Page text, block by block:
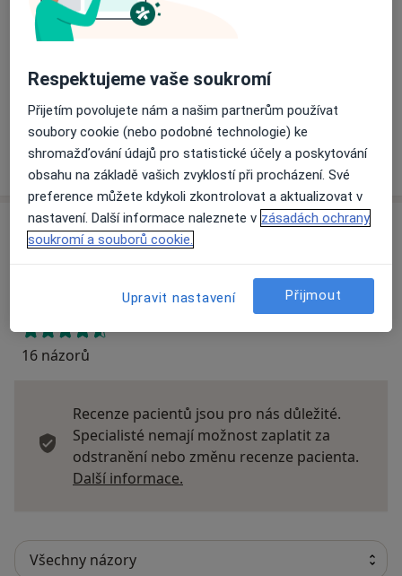
Co mám v takové situaci udělat?
Na teto adrese lékař přijímá pacienty na pojišťovnu
Detaily
Víceo adrese
Názory
Přidejte svůj názor
16 názorů
Recenze pacientů jsou pro nás důležité.
Specialisté nemají možnost zaplatit za
odstranění nebo změnu recenze pacienta.
Další informace.
Respektujeme vaše soukromí
Přijetím povolujete nám a našim partnerům používat
soubory cookie (nebo podobné technologie) ke
shromažďování údajů pro statistické účely a poskytování
obsahu na základě vašich zvyklostí při procházení. Své
preference můžete kdykoli zkontrolovat a aktualizovat v
nastavení. Další informace naleznete v zásadách ochrany
soukromí a souborů cookie.
Upravit nastavení Přijmout